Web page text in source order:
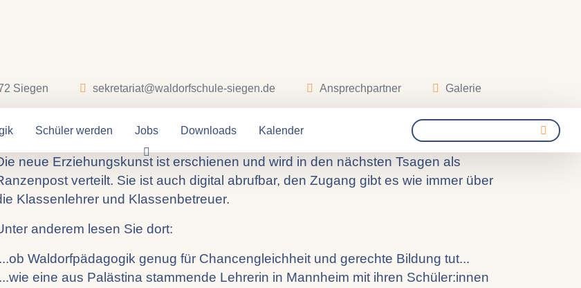
Siegen sekretariat@waldorfschule-siegen.de Ansprechpartner Galerie
Schüler werden Jobs Downloads Kalender
neue Erziehungskunst...
neue Erziehungskunst ist erschienen und wird in den nächsten Tsagen als
verteilt. Sie ist auch digital abrufbar, den Zugang gibt es wie immer über
Klassenlehrer und Klassenbetreuer.
anderem lesen Sie dort:
Waldorfpädagogik genug für Chancengleichheit und gerechte Bildung tut...
eine aus Palästina stammende Lehrerin in Mannheim mit ihren Schüler:innen